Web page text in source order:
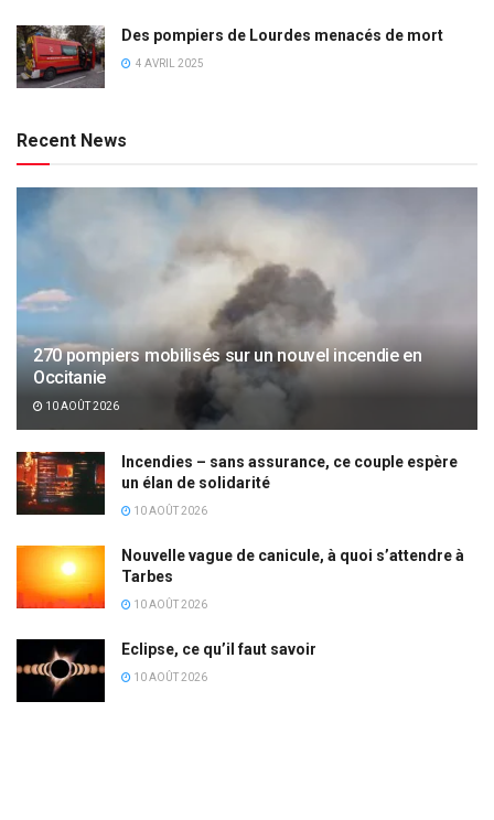
Des pompiers de Lourdes menacés de mort
4 AVRIL 2025
Recent News
270 pompiers mobilisés sur un nouvel incendie en
Occitanie
10 AOÛT 2026
Incendies – sans assurance, ce couple espère
un élan de solidarité
10 AOÛT 2026
Nouvelle vague de canicule, à quoi s’attendre à
Tarbes
10 AOÛT 2026
Eclipse, ce qu’il faut savoir
10 AOÛT 2026